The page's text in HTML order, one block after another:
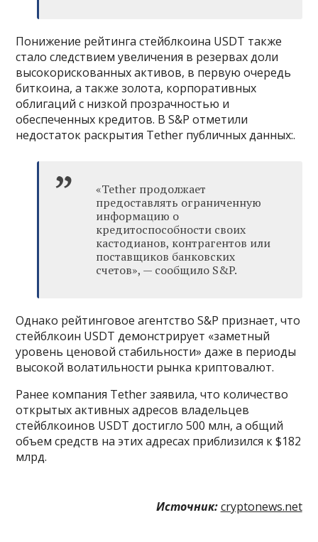
Понижение рейтинга стейблкоина USDT также
стало следствием увеличения в резервах доли
высокорискованных активов, в первую очередь
биткоина, а также золота, корпоративных
облигаций с низкой прозрачностью и
обеспеченных кредитов. В S&P отметили
недостаток раскрытия Tether публичных данных:.
«Tether продолжает
предоставлять ограниченную
информацию о
кредитоспособности своих
кастодианов, контрагентов или
поставщиков банковских
счетов», — сообщило S&P.
Однако рейтинговое агентство S&P признает, что
стейблкоин USDT демонстрирует «заметный
уровень ценовой стабильности» даже в периоды
высокой волатильности рынка криптовалют.
Ранее компания Tether заявила, что количество
открытых активных адресов владельцев
стейблкоинов USDT достигло 500 млн, а общий
объем средств на этих адресах приблизился к $182
млрд.
Источник: cryptonews.net